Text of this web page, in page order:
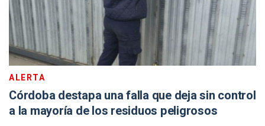
ALERTA
Córdoba destapa una falla que deja sin control
a la mayoría de los residuos peligrosos